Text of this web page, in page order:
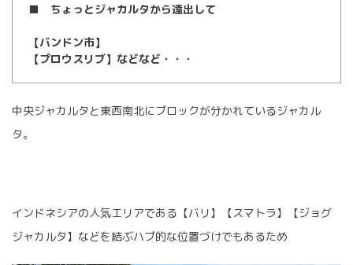
■ ちょっとジャカルタから遠出して
【バンドン市】
【プロウスリブ】などなど・・・
中央ジャカルタと東西南北にブロックが分かれているジャカル
タ。
インドネシアの人気エリアである【バリ】【スマトラ】【ジョグ
ジャカルタ】などを結ぶハブ的な位置づけでもあるため